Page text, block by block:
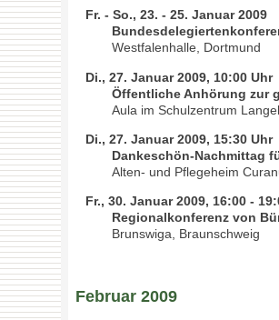
Fr. - So., 23. - 25. Januar 2009
Westfalenhalle, Dortmund
Di., 27. Januar 2009, 10:00 Uhr
Öffentliche Anhörung zur
Aula im Schulzentrum
Di., 27. Januar 2009, 15:30 Uhr
Dankeschön-Nachmittag
Alten- und Pflegeheim
Fr., 30. Januar 2009, 16:00 -
Regionalkonferenz von
Brunswiga, Braunschweig
Februar 2009